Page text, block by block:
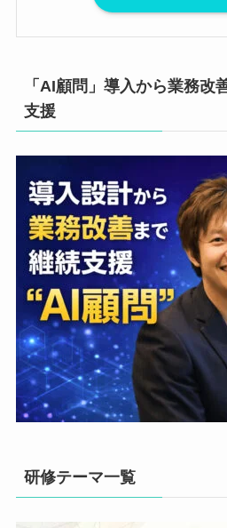
「AI顧問」導入から業務改
支援
研修テーマ一覧